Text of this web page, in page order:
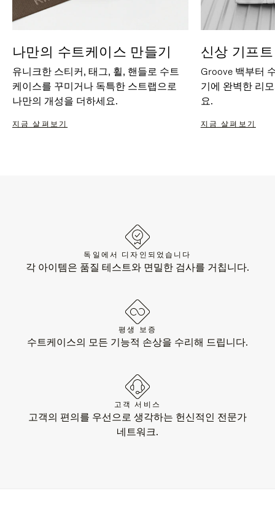
나만의 수트케이스 만들기
유니크한 스티커, 태그, 휠, 핸들로 수트
케이스를 꾸미거나 독특한 스트랩으로
나만의 개성을 더하세요.
지금 살펴보기
신상 기프
Groove 백부터
기에 완벽한 리
요.
지금 살펴보기
독일에서 디자인되었습니다
각 아이템은 품질 테스트와 면밀한 검사를 거칩니다.
평생 보증
수트케이스의 모든 기능적 손상을 수리해 드립니다.
고객 서비스
고객의 편의를 우선으로 생각하는 헌신적인 전문가
네트워크.